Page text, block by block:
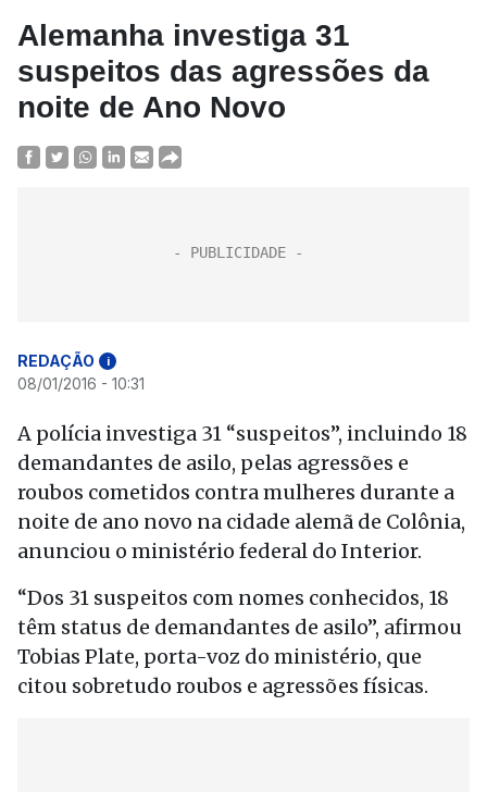
Alemanha investiga 31
suspeitos das agressões da
noite de Ano Novo
REDAÇÃO i
08/01/2016 - 10:31
A polícia investiga 31 “suspeitos”, incluindo 18
demandantes de asilo, pelas agressões e
roubos cometidos contra mulheres durante a
noite de ano novo na cidade alemã de Colônia,
anunciou o ministério federal do Interior.
“Dos 31 suspeitos com nomes conhecidos, 18
têm status de demandantes de asilo”, afirmou
Tobias Plate, porta-voz do ministério, que
citou sobretudo roubos e agressões físicas.